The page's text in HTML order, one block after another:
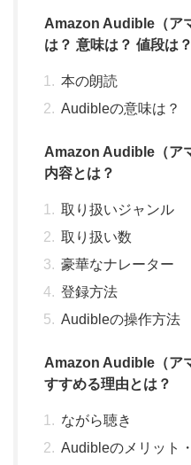
Amazon Audible（ア
は？ 意味は？ 値段は？
本の朗読
Audibleの意味は？
Amazon Audible（ア
内容とは？
取り扱いジャンル
取り扱い数
豪華なナレーター
登録方法
Audibleの操作方法
Amazon Audible（ア
すすめる理由とは？
ながら聴き
Audibleのメリット